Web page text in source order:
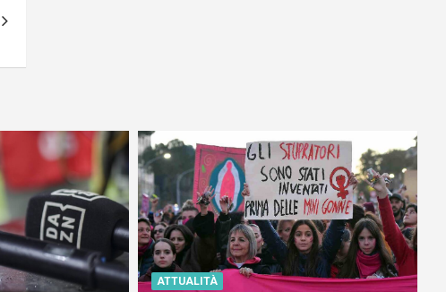
ATTUALITÀ